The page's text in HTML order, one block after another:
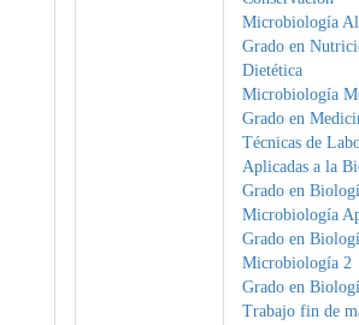
Microbiología
Grado en
Dietética
Microbiología
Grado en
Técnicas de
Aplicadas a la
Grado en
Microbiología
Grado en
Microbiología 2
Grado en
Trabajo fin de